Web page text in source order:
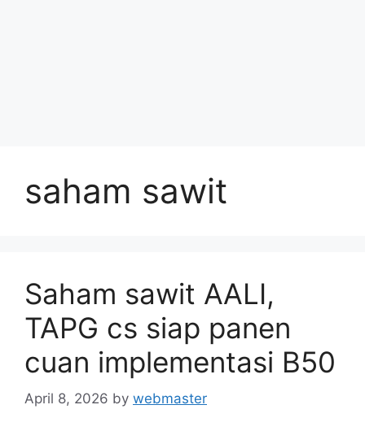
saham sawit
Saham sawit AALI,
TAPG cs siap panen
cuan implementasi B50
April 8, 2026 by webmaster